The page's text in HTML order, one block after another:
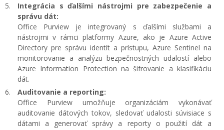
Integrácia s ďalšími nástrojmi pre zabezpečenie a
správu dát:
Office Purview je integrovaný s ďalšími službami a
nástrojmi v rámci platformy Azure, ako je Azure Active
Directory pre správu identít a prístupu, Azure Sentinel na
monitorovanie a analýzu bezpečnostných udalostí alebo
Azure Information Protection na šifrovanie a klasifikáciu
dát.
Auditovanie a reporting:
Office Purview umožňuje organizáciám vykonávať
auditovanie dátových tokov, sledovať udalosti súvisiace s
dátami a generovať správy a reporty o použití dát a